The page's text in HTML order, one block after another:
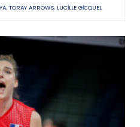
, TORAY ARROWS, LUCILLE GICQUEL